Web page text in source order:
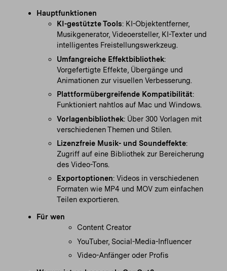
Hauptfunktionen
KI-gestützte Tools: KI-Objektentferner,
Musikgenerator, Videoersteller, KI-Texter und
intelligentes Freistellungswerkzeug.
Umfangreiche Effektbibliothek:
Vorgefertigte Effekte, Übergänge und
Animationen zur visuellen Verbesserung.
Plattformübergreifende Kompatibilität:
Funktioniert nahtlos auf Mac und Windows.
Vorlagenbibliothek: Über 300 Vorlagen mit
verschiedenen Themen und Stilen.
Lizenzfreie Musik- und Soundeffekte:
Zugriff auf eine Bibliothek zur Bereicherung
des Video-Tons.
Exportoptionen: Videos in verschiedenen
Formaten wie MP4 und MOV zum einfachen
Teilen exportieren.
Für wen
Content Creator
YouTuber, Social-Media-Influencer
Video-Anfänger oder Profis